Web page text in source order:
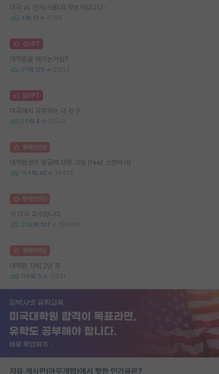
미국 vs 한국(서울대) 작성자입니다~
4 10 6795
김GPT
대학원을 왜가는거임?
81 125 21823
김GPT
미국에서 유학하는 내 친구
25 6 12540
명예의전당
대학원생의 월급에 대한 고찰 (feat 스탠박사)
164 45 26425
명예의전당
저 미국 교수입니다
339 107 100370
명예의전당
대학원 자퇴 2년 후
114 5 17521
자유 게시판(아무개랩)에서 핫한 인기글은?